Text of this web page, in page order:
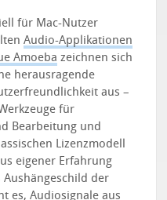
für Mac-Nutzer
Audio-Applikationen
Amoeba zeichnen sich
herausragende
aus –
für
Bearbeitung und
Lizenzmodell
eigener Erfahrung
Aushängeschild der
es, Audiosignale aus